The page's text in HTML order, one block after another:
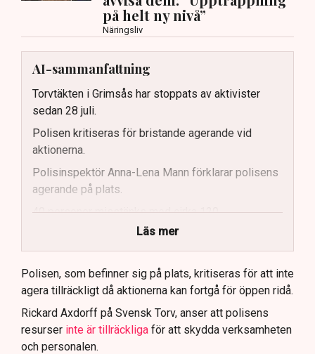
på helt ny nivå”
Näringsliv
AI-sammanfattning
Torvtäkten i Grimsås har stoppats av aktivister
sedan 28 juli.
Polisen kritiseras för bristande agerande vid
aktionerna.
Polisinspektör Anna-Lena Mann förklarar polisens
agerande på plats.
40 personer misstänks med cirka 120
brottsmisstankar kopplade.
Polisen använder drönare och uniformerad polis
för att dokumentera bevis.
Samtidigt är polisarbetet komplext när det gäller
att navigera juridiska rättigheter och gränser.
Läs mer
Polisen, som befinner sig på plats, kritiseras för att inte
agera tillräckligt då aktionerna kan fortgå för öppen ridå.
Rickard Axdorff på Svensk Torv, anser att polisens
resurser inte är tillräckliga för att skydda verksamheten
och personalen.